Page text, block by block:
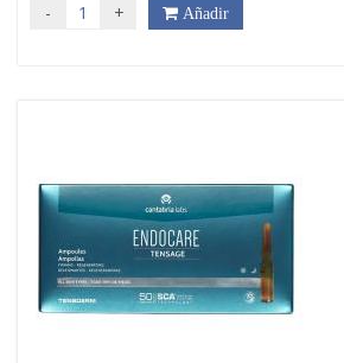
- + Añadir